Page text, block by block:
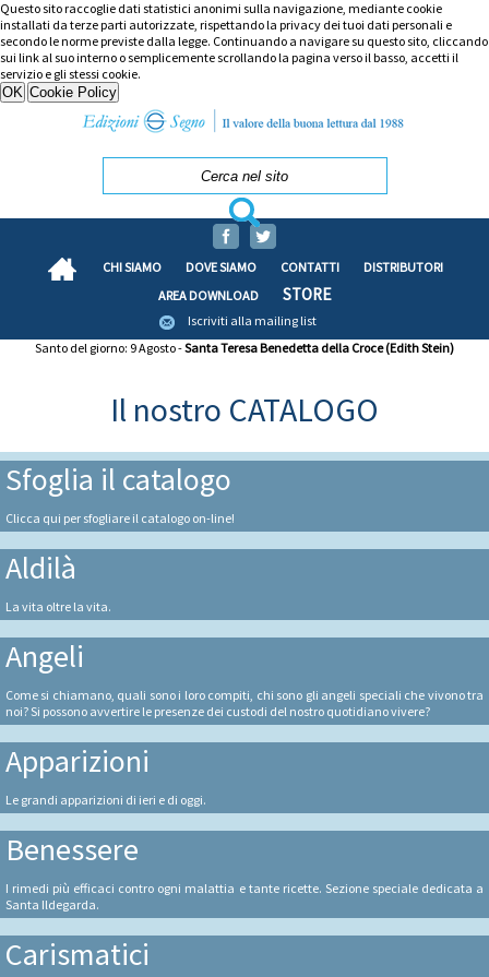
Questo sito raccoglie dati statistici anonimi sulla navigazione, mediante cookie
installati da terze parti autorizzate, rispettando la privacy dei tuoi dati personali e
secondo le norme previste dalla legge. Continuando a navigare su questo sito, cliccando
sui link al suo interno o semplicemente scrollando la pagina verso il basso, accetti il
servizio e gli stessi cookie.
CHI SIAMO DOVE SIAMO CONTATTI
DISTRIBUTORI
AREA DOWNLOAD
STORE
Iscriviti alla mailing list
Santo del giorno: 9 Agosto -Santa Teresa Benedetta della Croce (Edith Stein)
Il nostro CATALOGO
Sfoglia il catalogo
Clicca qui per sfogliare il catalogo on-line!
Aldilà
La vita oltre la vita.
Angeli
Come si chiamano, quali sono i loro compiti, chi sono gli angeli speciali che vivono tra
noi? Si possono avvertire le presenze dei custodi del nostro quotidiano vivere?
Apparizioni
Le grandi apparizioni di ieri e di oggi.
Benessere
I rimedi più efficaci contro ogni malattia e tante ricette. Sezione speciale dedicata a
Santa Ildegarda.
Carismatici